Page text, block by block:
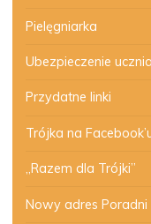
Pielęgniarka
Ubezpieczenie ucznia
Przydatne linki
Trójka na
„Razem dla Trójki”
Nowy adres Poradni